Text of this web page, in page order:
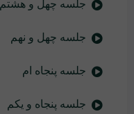
جلسه چهل و هشتم
جلسه چهل و نهم
جلسه پنجاه ام
جلسه پنجاه و یکم